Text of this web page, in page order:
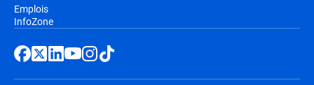
Emplois
InfoZone